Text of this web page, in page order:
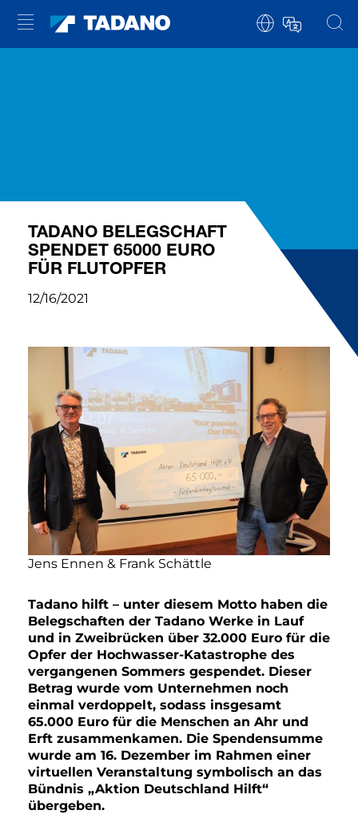
TADANO BELEGSCHAFT
SPENDET 65000 EURO
FÜR FLUTOPFER
12/16/2021
Jens Ennen & Frank Schättle
Tadano hilft – unter diesem Motto haben die
Belegschaften der Tadano Werke in Lauf
und in Zweibrücken über 32.000 Euro für die
Opfer der Hochwasser-Katastrophe des
vergangenen Sommers gespendet. Dieser
Betrag wurde vom Unternehmen noch
einmal verdoppelt, sodass insgesamt
65.000 Euro für die Menschen an Ahr und
Erft zusammenkamen. Die Spendensumme
wurde am 16. Dezember im Rahmen einer
virtuellen Veranstaltung symbolisch an das
Bündnis „Aktion Deutschland Hilft“
übergeben.